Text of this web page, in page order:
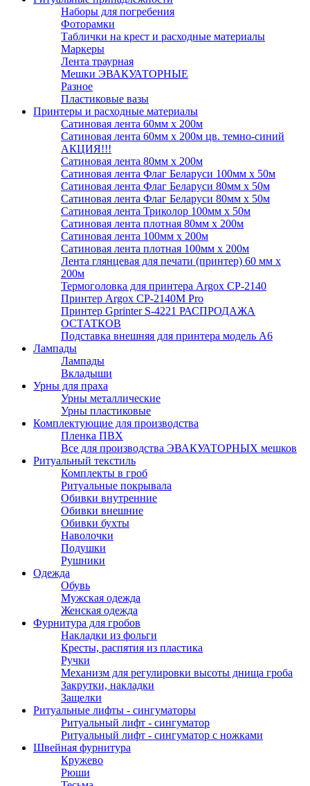
Наборы для погребения
Фоторамки
Таблички на крест и расходные материалы
Маркеры
Лента траурная
Мешки ЭВАКУАТОРНЫЕ
Разное
Пластиковые вазы
Принтеры и расходные материалы
Сатиновая лента 60мм х 200м
Сатиновая лента 60мм х 200м цв. темно-синий
АКЦИЯ!!!
Сатиновая лента 80мм х 200м
Сатиновая лента Флаг Беларуси 100мм х 50м
Сатиновая лента Флаг Беларуси 80мм х 50м
Сатиновая лента Флаг Беларуси 80мм х 50м
Сатиновая лента Триколор 100мм х 50м
Сатиновая лента плотная 80мм х 200м
Сатиновая лента 100мм х 200м
Сатиновая лента плотная 100мм х 200м
Лента глянцевая для печати (принтер) 60 мм х
200м
Термоголовка для принтера Argox CP-2140
Принтер Argox CP-2140M Pro
Принтер Gprinter S-4221 РАСПРОДАЖА
ОСТАТКОВ
Подставка внешняя для принтера модель А6
Лампады
Лампады
Вкладыши
Урны для праха
Урны металлические
Урны пластиковые
Комплектующие для производства
Пленка ПВХ
Все для производства ЭВАКУАТОРНЫХ мешков
Ритуальный текстиль
Комплекты в гроб
Ритуальные покрывала
Обивки внутренние
Обивки внешние
Обивки бухты
Наволочки
Подушки
Рушники
Одежда
Обувь
Мужская одежда
Женская одежда
Фурнитура для гробов
Накладки из фольги
Кресты, распятия из пластика
Ручки
Механизм для регулировки высоты днища гроба
Закрутки, накладки
Защелки
Ритуальные лифты - сингуматоры
Ритуальный лифт - сингуматор
Ритуальный лифт - сингуматор с ножками
Швейная фурнитура
Кружево
Рюши